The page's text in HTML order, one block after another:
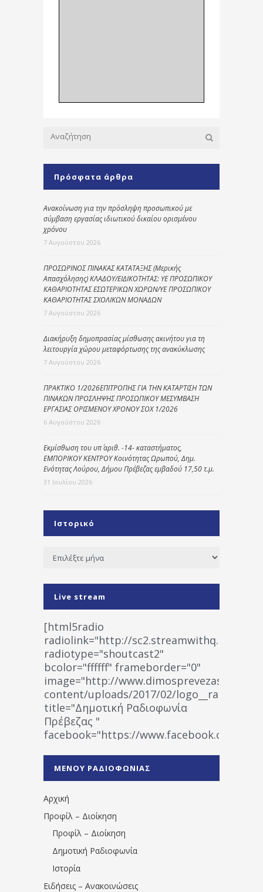
Πρόσφατα άρθρα
Ανακοίνωση για την πρόσληψη προσωπικού με
σύμβαση εργασίας ιδιωτικού δικαίου ορισμένου
χρόνου
7 Αυγούστου 2026
ΠΡΟΣΩΡΙΝΟΣ ΠΙΝΑΚΑΣ ΚΑΤΑΤΑΞΗΣ (Μερικής
Απασχόλησης) ΚΛΑΔΟΥ/ΕΙΔΙΚΟΤΗΤΑΣ: ΥΕ ΠΡΟΣΩΠΙΚΟΥ
ΚΑΘΑΡΙΟΤΗΤΑΣ ΕΣΩΤΕΡΙΚΩΝ ΧΩΡΩΝ/ΥΕ ΠΡΟΣΩΠΙΚΟΥ
ΚΑΘΑΡΙΟΤΗΤΑΣ ΣΧΟΛΙΚΩΝ ΜΟΝΑΔΩΝ
7 Αυγούστου 2026
Διακήρυξη δημοπρασίας μίσθωσης ακινήτου για τη
λειτουργία χώρου μεταφόρτωσης της ανακύκλωσης
7 Αυγούστου 2026
ΠΡΑΚΤΙΚΟ 1/2026ΕΠΙΤΡΟΠΗΣ ΓΙΑ ΤΗΝ ΚΑΤΑΡΤΙΣΗ ΤΩΝ
ΠΙΝΑΚΩΝ ΠΡΟΣΛΗΨΗΣ ΠΡΟΣΩΠΙΚΟΥ ΜΕΣΥΜΒΑΣΗ
ΕΡΓΑΣΙΑΣ ΟΡΙΣΜΕΝΟΥ ΧΡΟΝΟΥ ΣΟΧ 1/2026
6 Αυγούστου 2026
Εκμίσθωση του υπ΄ αριθ. -14- καταστήματος,
ΕΜΠΟΡΙΚΟΥ ΚΕΝΤΡΟΥ Κοινότητας Ωρωπού, Δημ.
Ενότητας Λούρου, Δήμου Πρέβεζας εμβαδού 17,50 τ.μ.
31 Ιουλίου 2026
Ιστορικό
Ιστορικό
Live stream
[html5radio
radiolink="http://
radiotype="shoutcast2"
bcolor="ffffff" frameborder="0"
image="http://www.dimosprevezas.gr/wp-
content/uploads/2017/02/
title="Δημοτική Ραδιοφωνία
Πρέβεζας "
facebook="https://www.facebook.com/
1531194763766854/" artist="" ]
ΜΕΝΟΥ ΡΑΔΙΟΦΩΝΙΑΣ
Αρχική
Προφίλ – Διοίκηση
Προφίλ – Διοίκηση
Δημοτική Ραδιοφωνία
Ιστορία
Ειδήσεις – Ανακοινώσεις